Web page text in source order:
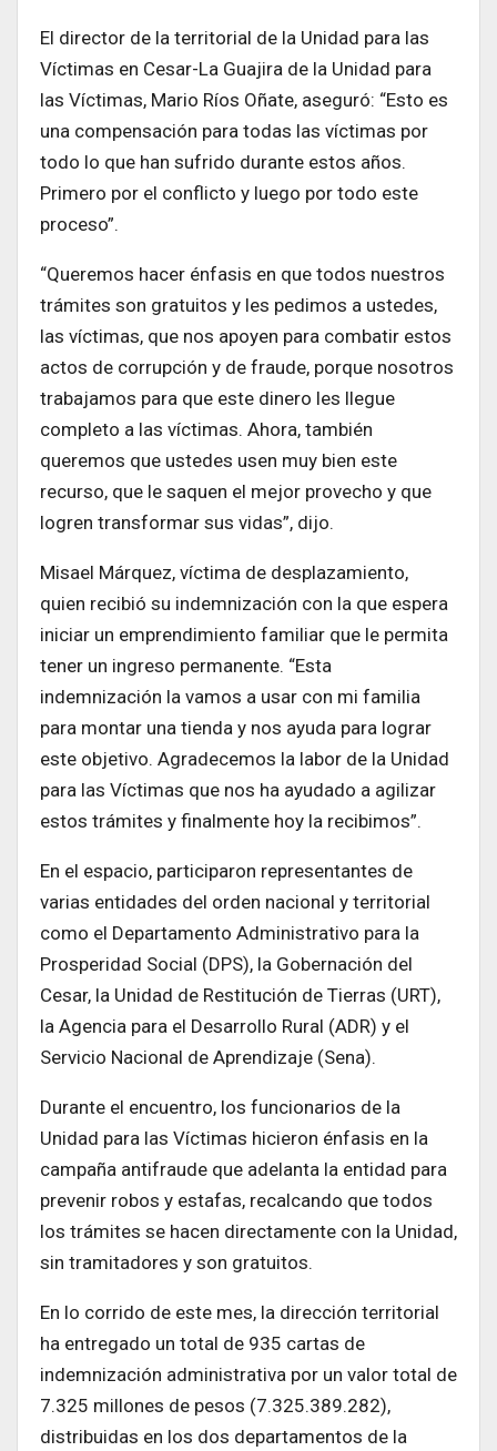
El director de la territorial de la Unidad para las
Víctimas en Cesar-La Guajira de la Unidad para
las Víctimas, Mario Ríos Oñate, aseguró: “Esto es
una compensación para todas las víctimas por
todo lo que han sufrido durante estos años.
Primero por el conflicto y luego por todo este
proceso”.
“Queremos hacer énfasis en que todos nuestros
trámites son gratuitos y les pedimos a ustedes,
las víctimas, que nos apoyen para combatir estos
actos de corrupción y de fraude, porque nosotros
trabajamos para que este dinero les llegue
completo a las víctimas. Ahora, también
queremos que ustedes usen muy bien este
recurso, que le saquen el mejor provecho y que
logren transformar sus vidas”, dijo.
Misael Márquez, víctima de desplazamiento,
quien recibió su indemnización con la que espera
iniciar un emprendimiento familiar que le permita
tener un ingreso permanente. “Esta
indemnización la vamos a usar con mi familia
para montar una tienda y nos ayuda para lograr
este objetivo. Agradecemos la labor de la Unidad
para las Víctimas que nos ha ayudado a agilizar
estos trámites y finalmente hoy la recibimos”.
En el espacio, participaron representantes de
varias entidades del orden nacional y territorial
como el Departamento Administrativo para la
Prosperidad Social (DPS), la Gobernación del
Cesar, la Unidad de Restitución de Tierras (URT),
la Agencia para el Desarrollo Rural (ADR) y el
Servicio Nacional de Aprendizaje (Sena).
Durante el encuentro, los funcionarios de la
Unidad para las Víctimas hicieron énfasis en la
campaña antifraude que adelanta la entidad para
prevenir robos y estafas, recalcando que todos
los trámites se hacen directamente con la Unidad,
sin tramitadores y son gratuitos.
En lo corrido de este mes, la dirección territorial
ha entregado un total de 935 cartas de
indemnización administrativa por un valor total de
7.325 millones de pesos (7.325.389.282),
distribuidas en los dos departamentos de la